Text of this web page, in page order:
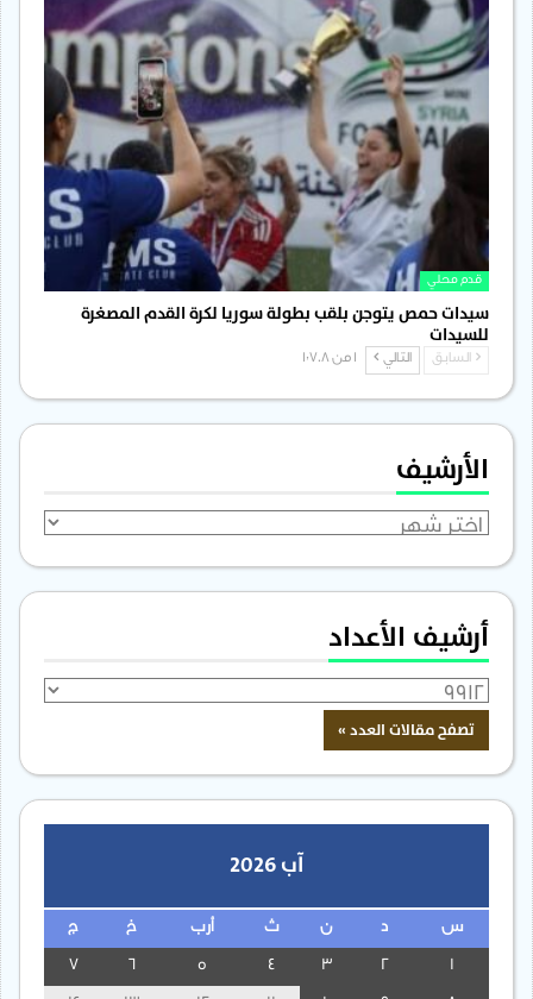
قدم محلي
سيدات حمص يتوجن بلقب بطولة سوريا لكرة القدم المصغرة
للسيدات
السابق التالي
الأرشيف
الأرشيف
أرشيف الأعداد
آب 2026
س ن ث أرب خ ج
3